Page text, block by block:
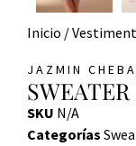
Inicio /
JAZMIN
SKU N/A
Categorías